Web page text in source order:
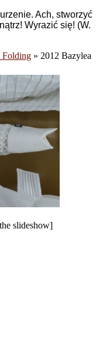
Ach, stworzyć
Wyrazić się! (W.
Folding » 2012 Bazylea
slideshow]